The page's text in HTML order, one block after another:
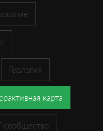
Геология
карта
сообщество